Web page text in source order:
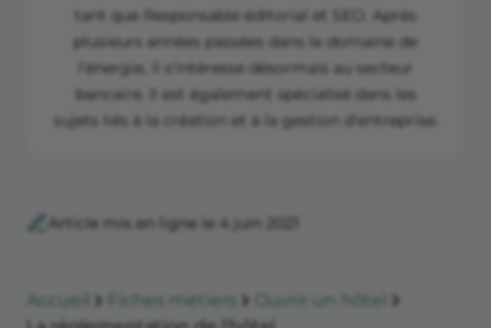
tant que Responsable éditorial et SEO. Après
plusieurs années passées dans le domaine de
l'énergie, il s'intéresse désormais au secteur
bancaire. Il est également spécialisé dans les
sujets liés à la création et à la gestion d'entreprise.
Article mis en ligne le 4 juin 2021
Accueil Fiches métiers
Ouvrir un hôtel